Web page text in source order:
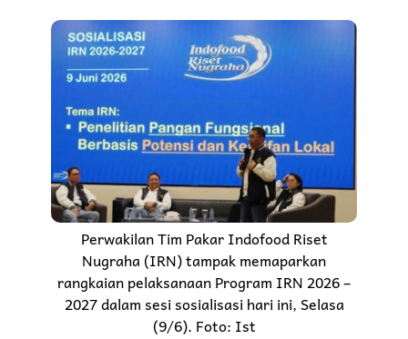
Perwakilan Tim Pakar Indofood Riset
Nugraha (IRN) tampak memaparkan
rangkaian pelaksanaan Program IRN 2026 –
2027 dalam sesi sosialisasi hari ini, Selasa
(9/6). Foto: Ist